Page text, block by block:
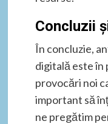
Concluzii
În concluzie,
digitală este în
provocări noi
important să
ne pregătim